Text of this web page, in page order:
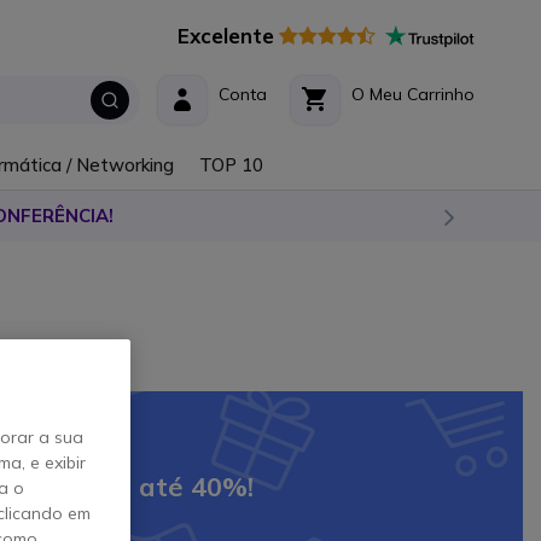
Excelente
O Meu Carrinho
Conta
/ Networking TOP 10
Poupe até 40%!
a sua
e exibir
o
em